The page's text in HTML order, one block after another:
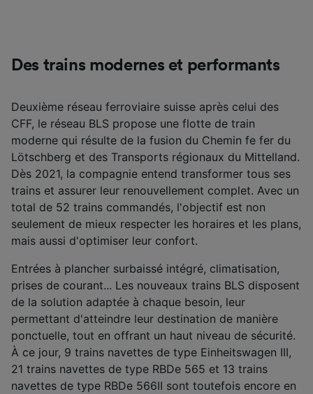
Des trains modernes et performants
Deuxième réseau ferroviaire suisse après celui des
CFF, le réseau BLS propose une flotte de train
moderne qui résulte de la fusion du Chemin fe fer du
Lötschberg et des Transports régionaux du Mittelland.
Dès 2021, la compagnie entend transformer tous ses
trains et assurer leur renouvellement complet. Avec un
total de 52 trains commandés, l'objectif est non
seulement de mieux respecter les horaires et les plans,
mais aussi d'optimiser leur confort.
Entrées à plancher surbaissé intégré, climatisation,
prises de courant... Les nouveaux trains BLS disposent
de la solution adaptée à chaque besoin, leur
permettant d'atteindre leur destination de manière
ponctuelle, tout en offrant un haut niveau de sécurité.
À ce jour, 9 trains navettes de type Einheitswagen III,
21 trains navettes de type RBDe 565 et 13 trains
navettes de type RBDe 566II sont toutefois encore en